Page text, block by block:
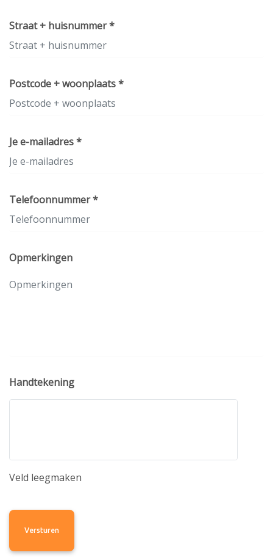
Straat + huisnummer *
Postcode + woonplaats *
Je e-mailadres *
Telefoonnummer *
Opmerkingen
Handtekening
Veld leegmaken